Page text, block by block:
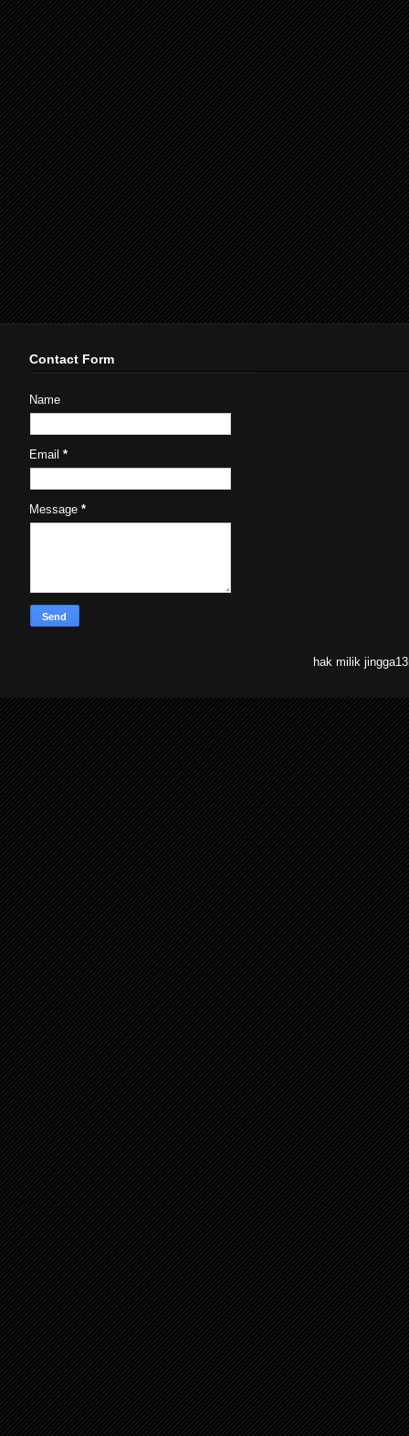
Contact Form
Name
Email*
Message*
hak milik